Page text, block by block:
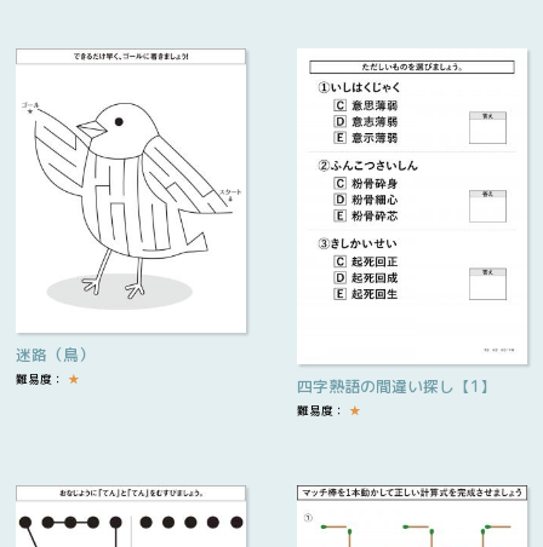
迷路（鳥）
難易度： ★ 四字熟語の間違い探し【1】
難易度： ★